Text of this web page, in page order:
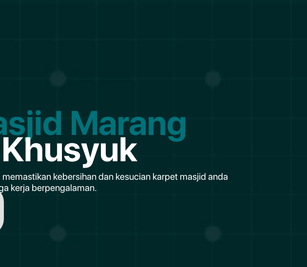
Marang
kebersihan dan kesucian karpet masjid anda
kerja berpengalaman.